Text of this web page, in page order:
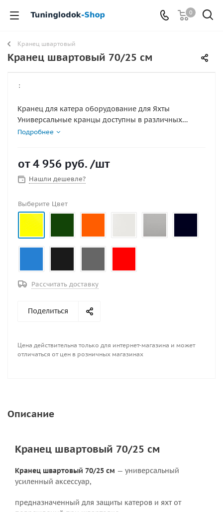
0
Кранец швартовый
Кранец швартовый 70/25 см
:
Кранец для катера оборудование для Яхты
Универсальные кранцы доступны в различных
цветах - что позволяет подобрать нужный цвет для
Усиленные канатные опоры Длинна 70 см Диаметр
25 см
Подробнее
от4 956 руб. /шт
Нашли дешевле?
Выберите Цвет
Рассчитать доставку
Поделиться
Цена действительна только для интернет-магазина и может
отличаться от цен в розничных магазинах
Описание
Кранец швартовый 70/25 см
Кранец швартовый 70/25 см — универсальный
усиленный аксессуар,
предназначенный для защиты катеров и яхт от